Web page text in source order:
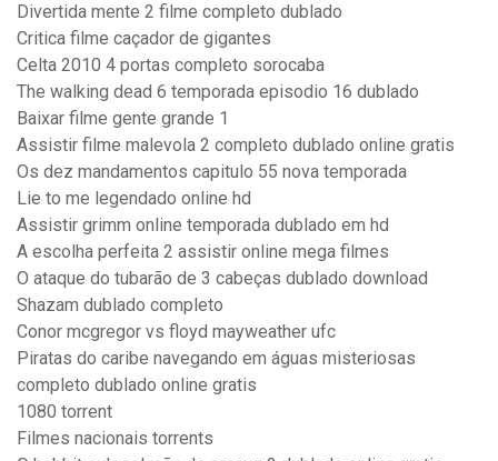
Divertida mente 2 filme completo dublado
Critica filme caçador de gigantes
Celta 2010 4 portas completo sorocaba
The walking dead 6 temporada episodio 16 dublado
Baixar filme gente grande 1
Assistir filme malevola 2 completo dublado online gratis
Os dez mandamentos capitulo 55 nova temporada
Lie to me legendado online hd
Assistir grimm online temporada dublado em hd
A escolha perfeita 2 assistir online mega filmes
O ataque do tubarão de 3 cabeças dublado download
Shazam dublado completo
Conor mcgregor vs floyd mayweather ufc
Piratas do caribe navegando em águas misteriosas
completo dublado online gratis
1080 torrent
Filmes nacionais torrents